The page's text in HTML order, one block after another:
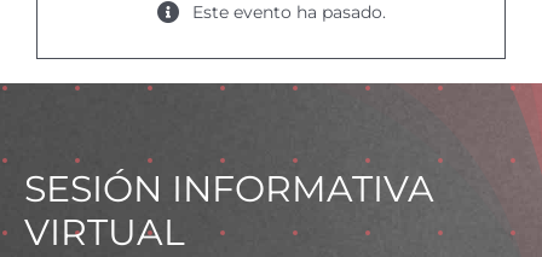
Este evento ha pasado.
SESIÓN INFORMATIVA
VIRTUAL